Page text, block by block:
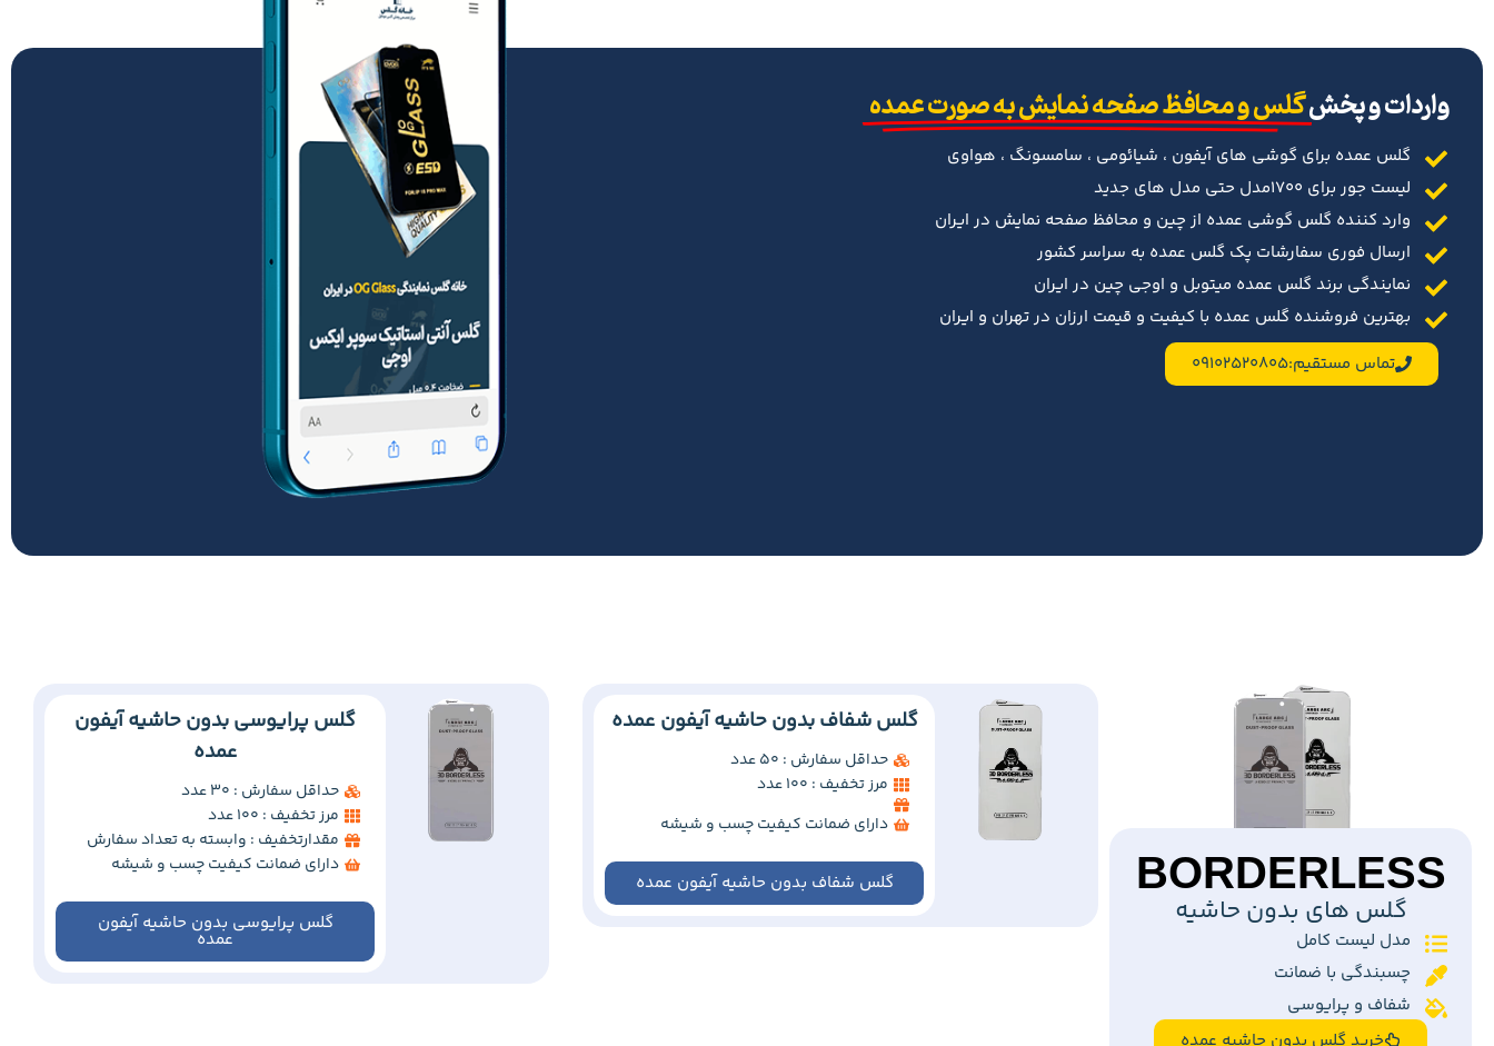
‌واردات و پخشگلس و محافظ صفحه نمایش به صورت عمده
گلس عمده برای گوشی های آیفون ، شیائومی ، سامسونگ ، هواوی
لیست جور برای 1700مدل حتی مدل های جدید
وارد کننده گلس گوشی عمده از چین و محافظ صفحه نمایش در ایران
ارسال فوری سفارشات پک گلس عمده به سراسر کشور
نمایندگی برند گلس عمده میتوبل و اوجی چین در ایران
بهترین فروشنده گلس عمده با کیفیت و قیمت ارزان در تهران و ایران
تماس مستقیم:09102520805
BORDERLESS
گلس های بدون حاشیه
مدل لیست کامل
چسبندگی با ضمانت
شفاف و پرایوسی
گلس شفاف بدون حاشیه آیفون عمده
حداقل سفارش : 50 عدد
مرز تخفیف : 100 عدد
دارای ضمانت کیفیت چسب و شیشه
گلس شفاف بدون حاشیه آیفون عمده
گلس پرایوسی بدون حاشیه آیفون
عمده
حداقل سفارش : 30 عدد
مرز تخفیف : 100 عدد
مقدارتخفیف : وابسته به تعداد سفارش
دارای ضمانت کیفیت چسب و شیشه
گلس پرایوسی بدون حاشیه آیفون
عمده